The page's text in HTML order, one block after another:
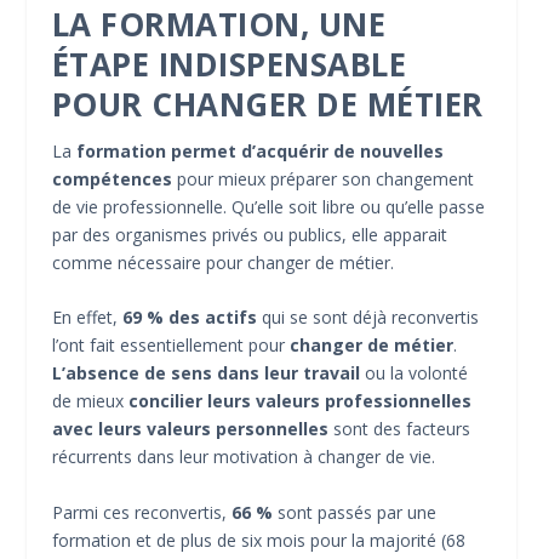
LA FORMATION, UNE
ÉTAPE INDISPENSABLE
POUR CHANGER DE MÉTIER
La formation permet d’acquérir de nouvelles
compétences pour mieux préparer son changement
de vie professionnelle. Qu’elle soit libre ou qu’elle passe
par des organismes privés ou publics, elle apparait
comme nécessaire pour changer de métier.
En effet, 69 % des actifs qui se sont déjà reconvertis
l’ont fait essentiellement pour changer de métier.
L’absence de sens dans leur travailou la volonté
de mieux concilier leurs valeurs professionnelles
avec leurs valeurs personnelles sont des facteurs
récurrents dans leur motivation à changer de vie.
Parmi ces reconvertis, 66 % sont passés par une
formation et de plus de six mois pour la majorité (68